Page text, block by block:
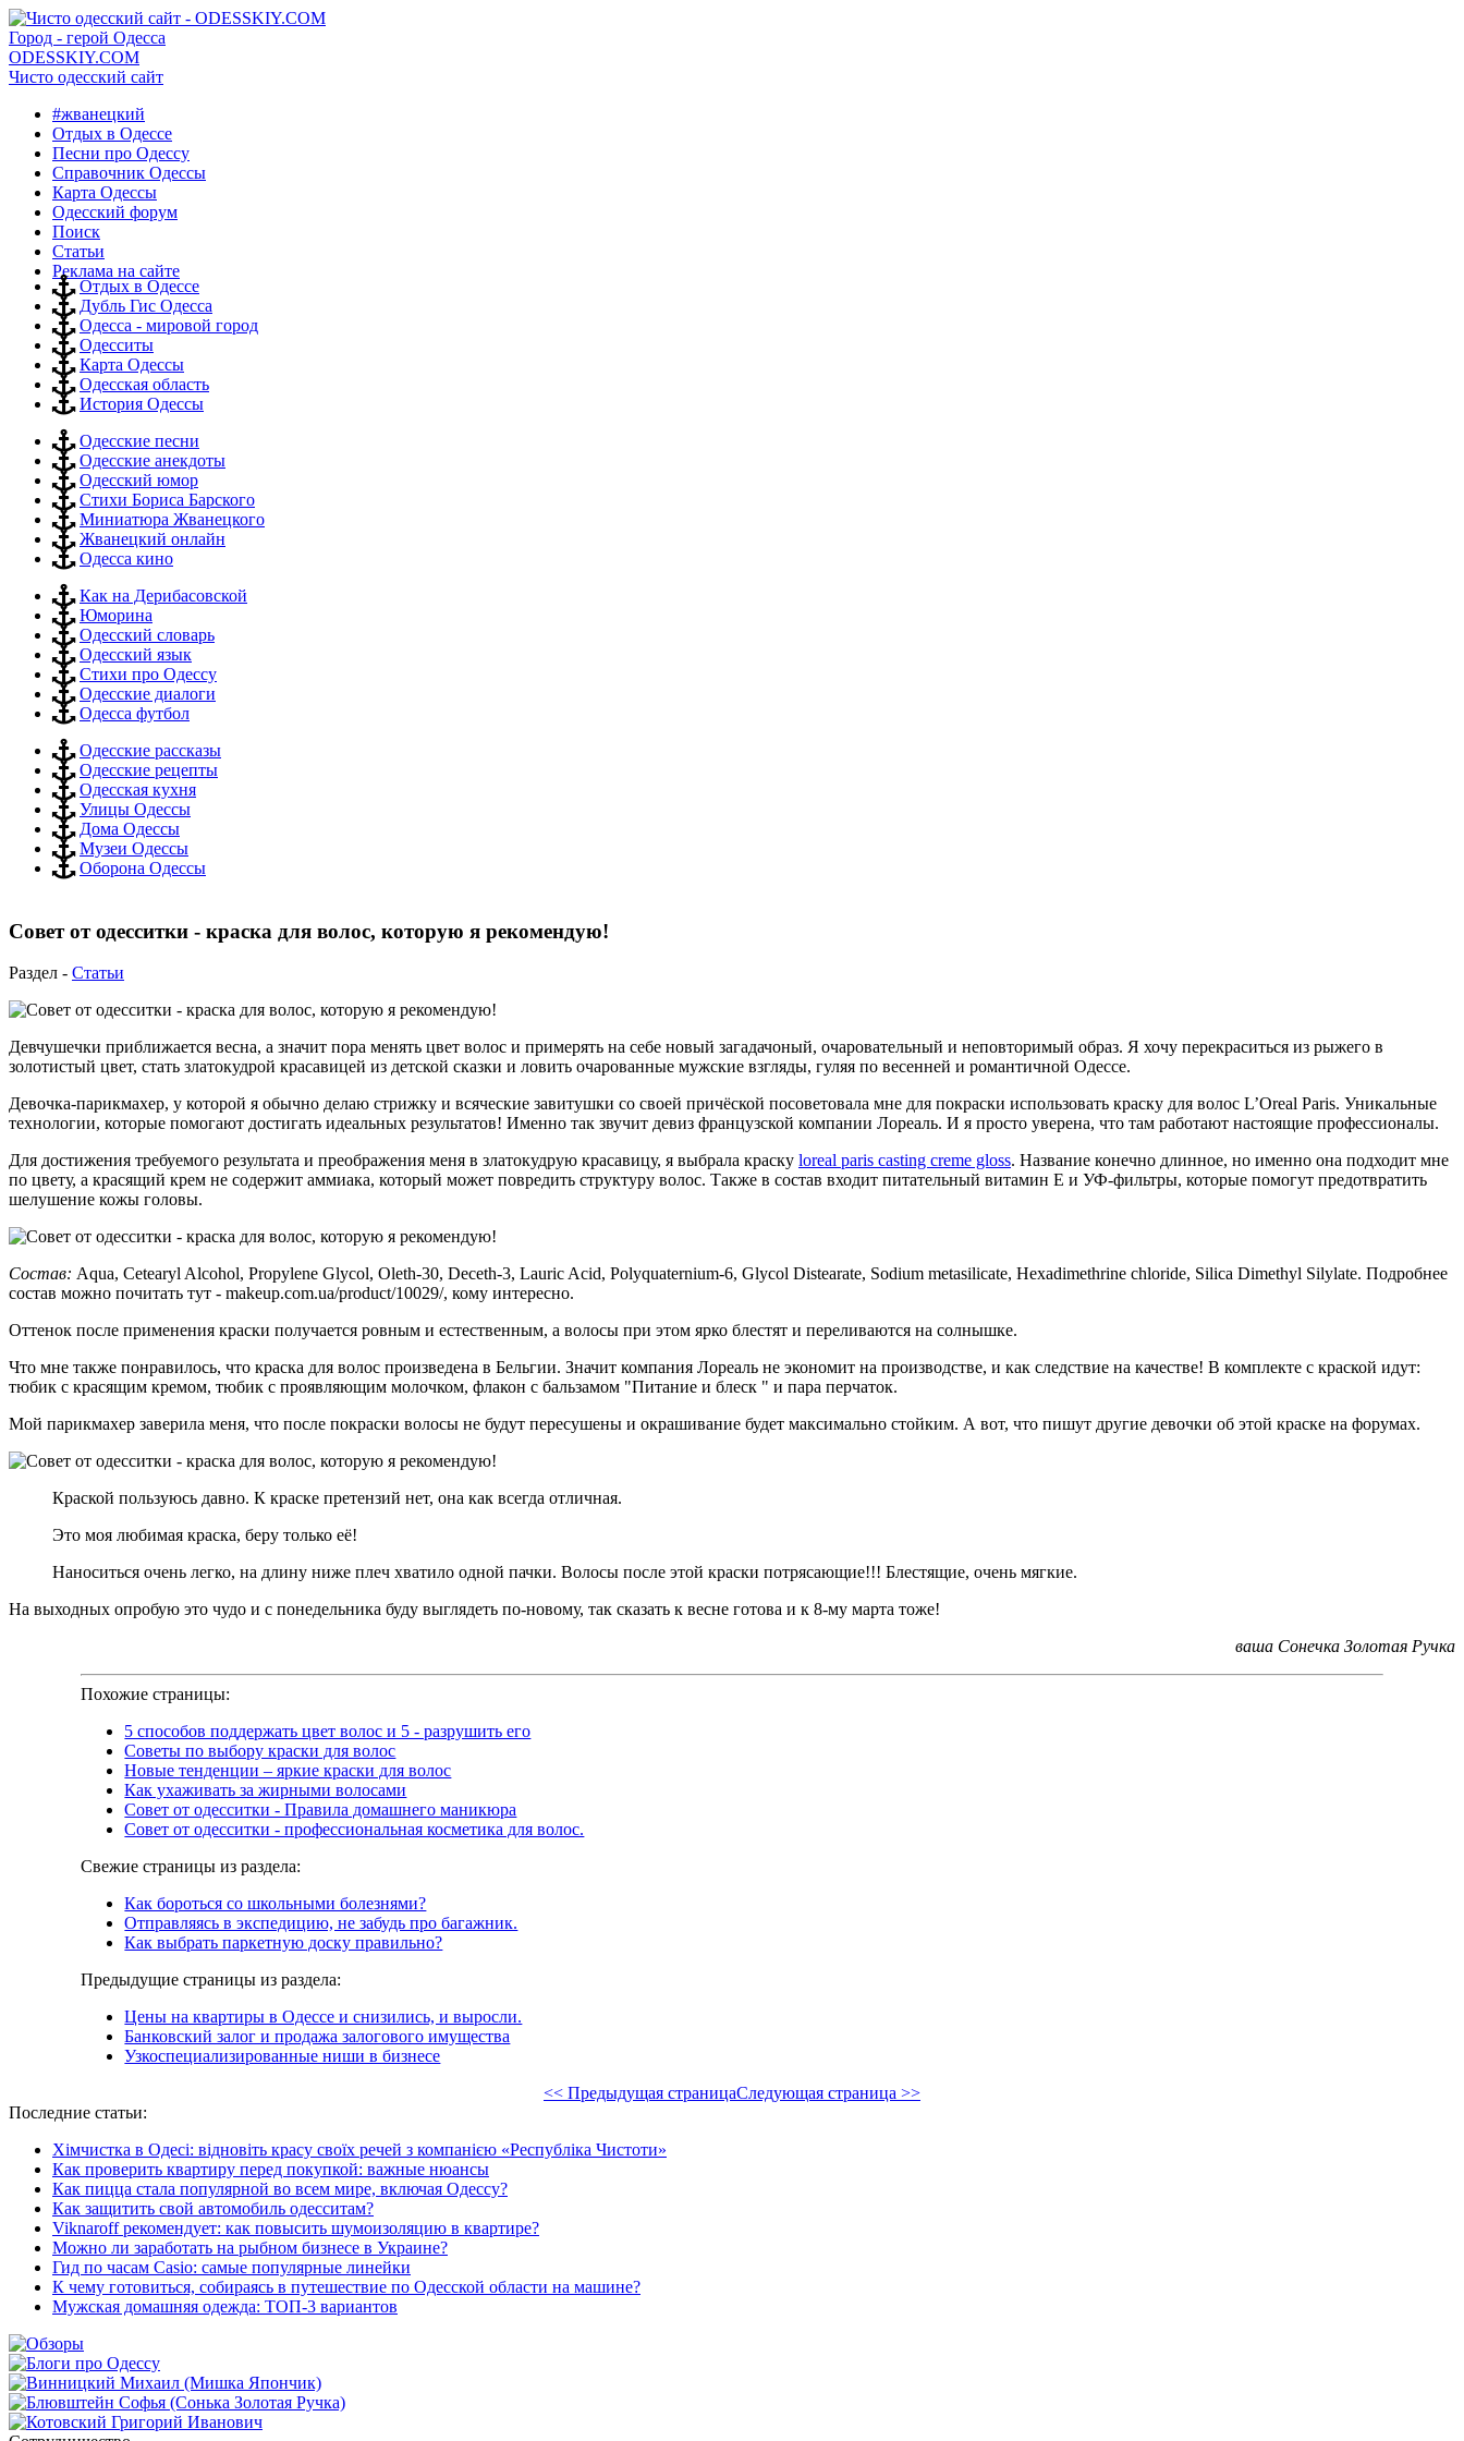
Город - герой Одесса
ODESSKIY.COM
Чисто одесский сайт
#жванецкий
Отдых в Одессе
Песни про Одессу
Справочник Одессы
Карта Одессы
Одесский форум
Поиск
Статьи
Реклама на сайте
Отдых в Одессе
Дубль Гис Одесса
Одесса - мировой город
Одесситы
Карта Одессы
Одесская область
История Одессы
Одесские песни
Одесские анекдоты
Одесский юмор
Стихи Бориса Барского
Миниатюра Жванецкого
Жванецкий онлайн
Одесса кино
Как на Дерибасовской
Юморина
Одесский словарь
Одесский язык
Стихи про Одессу
Одесские диалоги
Одесса футбол
Одесские рассказы
Одесские рецепты
Одесская кухня
Улицы Одессы
Дома Одессы
Музеи Одессы
Оборона Одессы
Совет от одесситки - краска для волос, которую я рекомендую!
Раздел - Статьи
Девчушечки приближается весна, а значит пора менять цвет волос и примерять на себе новый загадачоный, очаровательный и неповторимый образ. Я хочу перекраситься из рыжего в
золотистый цвет, стать златокудрой красавицей из детской сказки и ловить очарованные мужские взгляды, гуляя по весенней и романтичной Одессе.
Девочка-парикмахер, у которой я обычно делаю стрижку и всяческие завитушки со своей причёской посоветовала мне для покраски использовать краску для волос L’Oreal Paris. Уникальные
технологии, которые помогают достигать идеальных результатов! Именно так звучит девиз французской компании Лореаль. И я просто уверена, что там работают настоящие профессионалы.
Для достижения требуемого результата и преображения меня в златокудрую красавицу, я выбрала краску loreal paris casting creme gloss. Название конечно длинное, но именно она подходит мне
по цвету, а красящий крем не содержит аммиака, который может повредить структуру волос. Также в состав входит питательный витамин Е и УФ-фильтры, которые помогут предотвратить
шелушение кожы головы.
Состав: Aqua, Cetearyl Alcohol, Propylene Glycol, Oleth-30, Deceth-3, Lauric Acid, Polyquaternium-6, Glycol Distearate, Sodium metasilicate, Hexadimethrine chloride, Silica Dimethyl Silylate. Подробнее
состав можно почитать тут - makeup.com.ua/product/10029/, кому интересно.
Оттенок после применения краски получается ровным и естественным, а волосы при этом ярко блестят и переливаются на солнышке.
Что мне также понравилось, что краска для волос произведена в Бельгии. Значит компания Лореаль не экономит на производстве, и как следствие на качестве! В комплекте с краской идут:
тюбик с красящим кремом, тюбик с проявляющим молочком, флакон с бальзамом "Питание и блеск " и пара перчаток.
Мой парикмахер заверила меня, что после покраски волосы не будут пересушены и окрашивание будет максимально стойким. А вот, что пишут другие девочки об этой краске на форумах.
Краской пользуюсь давно. К краске претензий нет, она как всегда отличная.
Это моя любимая краска, беру только её!
Наноситься очень легко, на длину ниже плеч хватило одной пачки. Волосы после этой краски потрясающие!!! Блестящие, очень мягкие.
На выходных опробую это чудо и с понедельника буду выглядеть по-новому, так сказать к весне готова и к 8-му марта тоже!
ваша Сонечка Золотая Ручка
Похожие страницы:
5 способов поддержать цвет волос и 5 - разрушить его
Советы по выбору краски для волос
Новые тенденции – яркие краски для волос
Как ухаживать за жирными волосами
Совет от одесситки - Правила домашнего маникюра
Совет от одесситки - профессиональная косметика для волос.
Свежие страницы из раздела:
Как бороться со школьными болезнями?
Отправляясь в экспедицию, не забудь про багажник.
Как выбрать паркетную доску правильно?
Предыдущие страницы из раздела:
Цены на квартиры в Одессе и снизились, и выросли.
Банковский залог и продажа залогового имущества
Узкоспециализированные ниши в бизнесе
<< Предыдущая страницаСледующая страница >>
Последние статьи:
Хімчистка в Одесі: відновіть красу своїх речей з компанією «Республіка Чистоти»
Как проверить квартиру перед покупкой: важные нюансы
Как пицца стала популярной во всем мире, включая Одессу?
Как защитить свой автомобиль одесситам?
Viknaroff рекомендует: как повысить шумоизоляцию в квартире?
Можно ли заработать на рыбном бизнесе в Украине?
Гид по часам Casio: самые популярные линейки
К чему готовиться, собираясь в путешествие по Одесской области на машине?
Мужская домашняя одежда: ТОП-3 вариантов